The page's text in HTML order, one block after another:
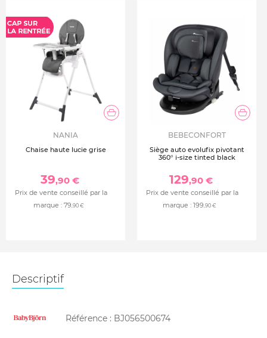
NANIA
Chaise haute lucie grise
39,90 €
Prix de vente conseillé par la
marque : 79,90 €
BEBECONFORT
Siège auto evolufix pivotant
360° i-size tinted black
129,90 €
Prix de vente conseillé par la
marque : 199,90 €
Descriptif
Référence : BJ056500674